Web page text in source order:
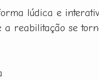
lúdica e
reabilitação se